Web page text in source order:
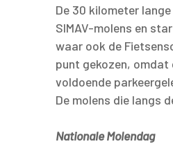
De 30 kilometer
SIMAV-molens en
waar ook de
punt gekozen, omdat
voldoende
De molens die langs
Nationale Molendag